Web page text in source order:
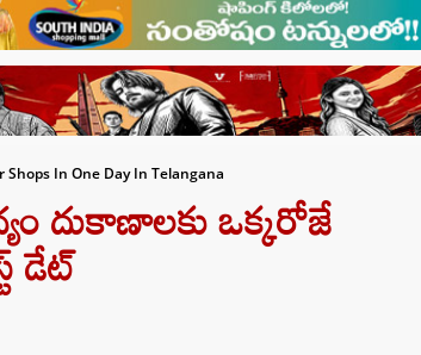
In One Day In Telangana
దుకాణాలకు ఒక్కరోజే
డేట్